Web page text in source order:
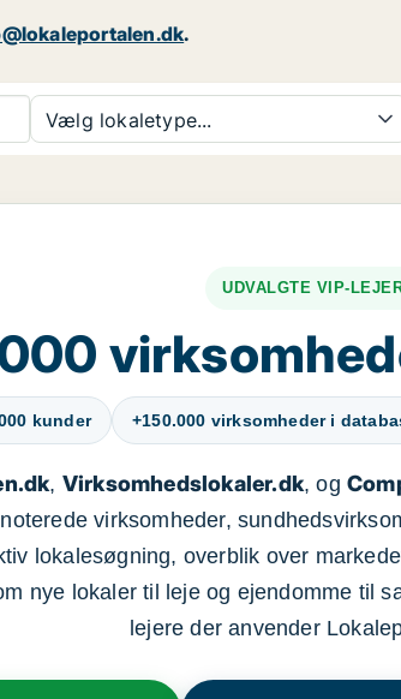
.
Vælg lokaletype...
UDVALGTE VIP-
kunder +150.000 virksomheder i
, Virksomhedslokaler.dk, og
virksomheder,
lokalesøgning, overblik over
nye lokaler til leje og ejendomme til
lejere der anvender